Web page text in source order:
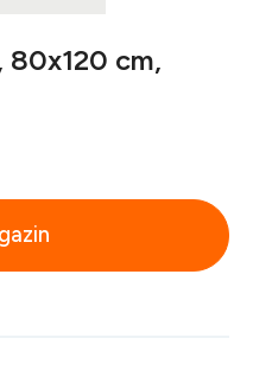
80x120 cm,